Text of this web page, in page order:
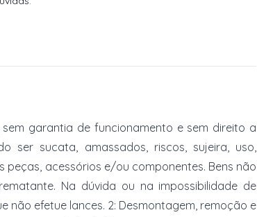
garantia de funcionamento e sem direito a
ser sucata, amassados, riscos, sujeira, uso,
peças, acessórios e/ou componentes. Bens não
Na dúvida ou na impossibilidade de
efetue lances. 2: Desmontagem, remoção e